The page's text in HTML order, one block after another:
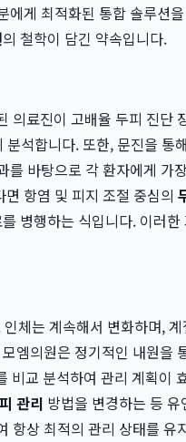
게 최적화된 통합 솔루션
의 철학이 담긴 약속입니다.
의료진이 고배율 두피 진단
석합니다. 또한, 문진을 통
를 바탕으로 각 환자에게 가
항염 및 피지 조절 중심의
병행하는 식입니다. 이러
체는 계속해서 변화하며,
엠의원은 정기적인 내원을
교 분석하여 관리 계획이
관리 방법을 변경하는 등
상 최적의 관리 상태를 유